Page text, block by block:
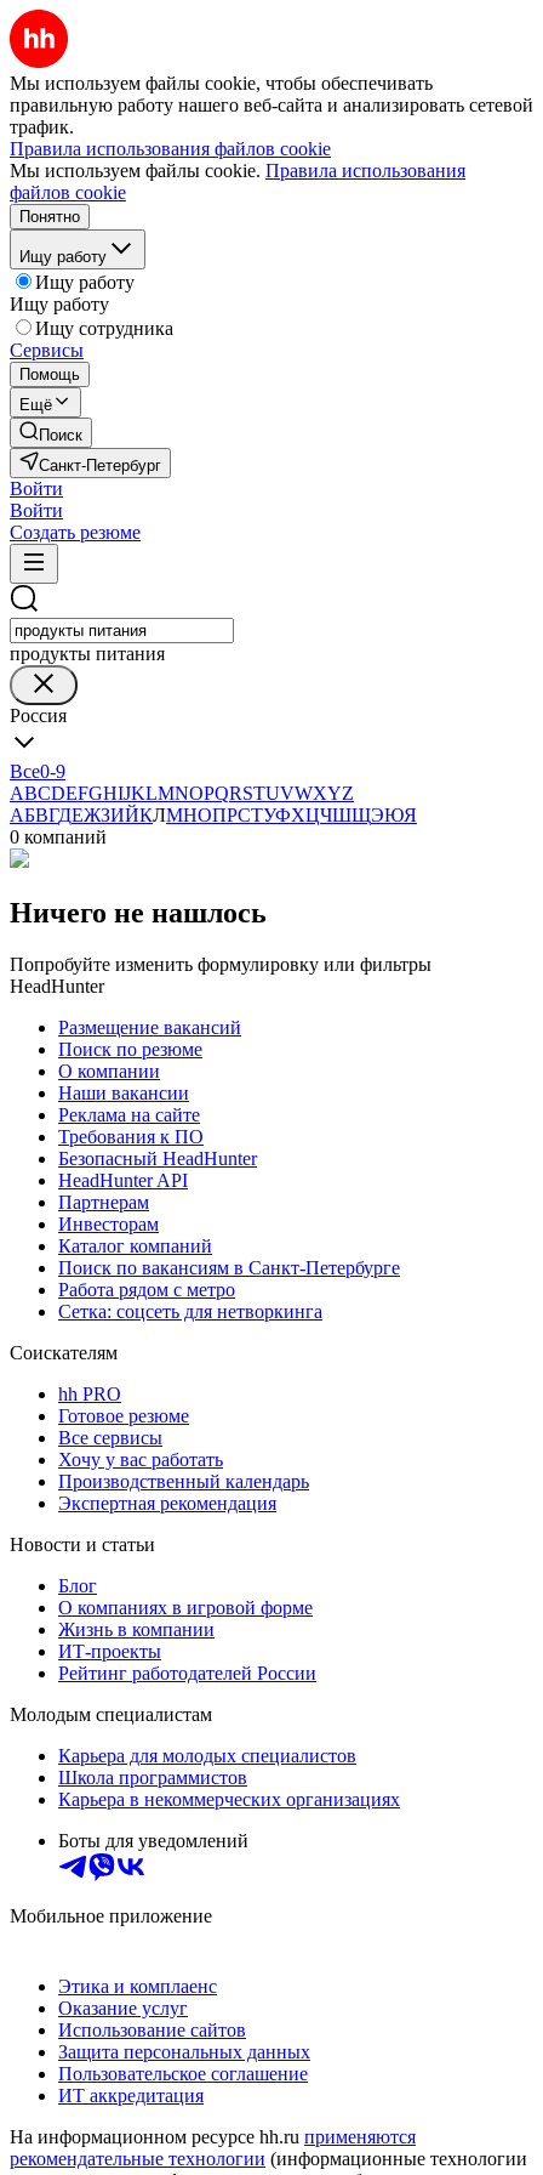
Мы используем файлы cookie, чтобы обеспечивать
правильную работу нашего веб-сайта и анализировать сетевой
трафик.
Правила использования файлов cookie
Мы используем файлы cookie. Правила использования
файлов cookie
Понятно
Ищу работу
Ищу работу
Ищу работу
Ищу сотрудника
Сервисы
Помощь
Ещё
Поиск
Санкт-Петербург
Войти
Войти
Создать резюме
продукты питания
Россия
Все0-9
ABCDEFGHIJKLMNOPQRSTUVWXYZ
АБВГДЕЖЗИЙКЛМНОПРСТУФХЦЧШЩЭЮЯ
0 компаний
Ничего не нашлось
Попробуйте изменить формулировку или фильтры
HeadHunter
Размещение вакансий
Поиск по резюме
О компании
Наши вакансии
Реклама на сайте
Требования к ПО
Безопасный HeadHunter
HeadHunter API
Партнерам
Инвесторам
Каталог компаний
Поиск по вакансиям в Санкт-Петербурге
Работа рядом с метро
Сетка: соцсеть для нетворкинга
Соискателям
hh PRO
Готовое резюме
Все сервисы
Хочу у вас работать
Производственный календарь
Экспертная рекомендация
Новости и статьи
Блог
О компаниях в игровой форме
Жизнь в компании
ИТ-проекты
Рейтинг работодателей России
Молодым специалистам
Карьера для молодых специалистов
Школа программистов
Карьера в некоммерческих организациях
Боты для уведомлений
Мобильное приложение
Этика и комплаенс
Оказание услуг
Использование сайтов
Защита персональных данных
Пользовательское соглашение
ИТ аккредитация
На информационном ресурсе hh.ru применяются
рекомендательные технологии (информационные технологии